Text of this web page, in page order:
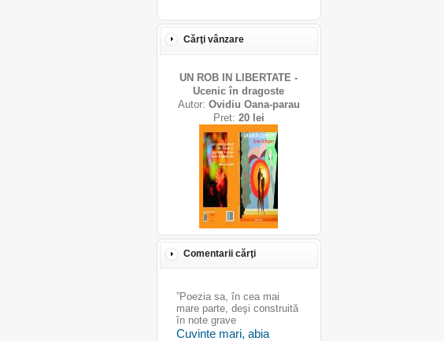
Cărţi vânzare
UN ROB IN LIBERTATE -
Ucenic în dragoste
Autor: Ovidiu Oana-parau
Pret: 20 lei
Comentarii cărţi
”Poezia sa, în cea mai
mare parte, deşi construită
în note grave
Cuvinte mari, abia